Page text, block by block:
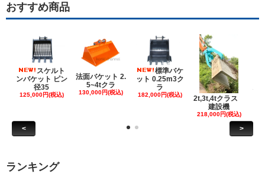
おすすめ商品
スケルト
ンバケット ピン
径35
125,000円(税込)
法面バケット 2.
5~4tクラ
130,000円(税込)
標準バケ
ット 0.25m3ク
ラ
182,000円(税込)
2t,3t,4tクラス
建設機
218,000円(税込)
< >
ランキング